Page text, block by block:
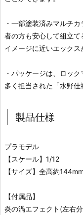
・一部塗装済みマルチ
者の方も安心して組立
イメージに近いエックス
・パッケージは、ロッ
多く担当された「水野佳
製品仕様
プラモデル
【スケール】1/12
【サイズ】全高約144mm
【付属品】
炎の渦エフェクト(左右